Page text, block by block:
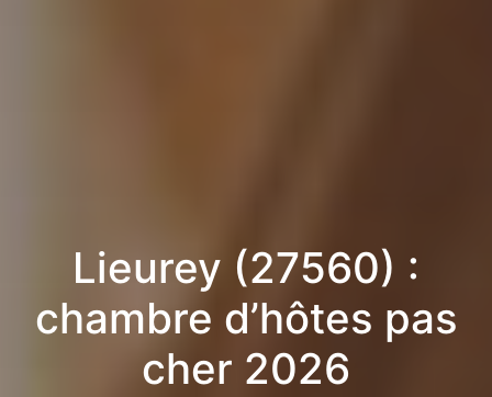
Lieurey (27560) :
chambre d’hôtes pas
cher 2026